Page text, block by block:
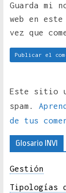
Guarda mi
web en
vez que
Este sitio
spam.
de tus
Glosario INVI
Gestión
Tipologías